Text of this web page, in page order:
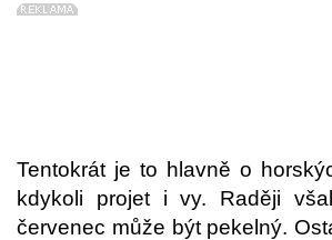
Tentokrát je to hlavně o
kdykoli projet i vy. Raději
červenec může být pekelný.